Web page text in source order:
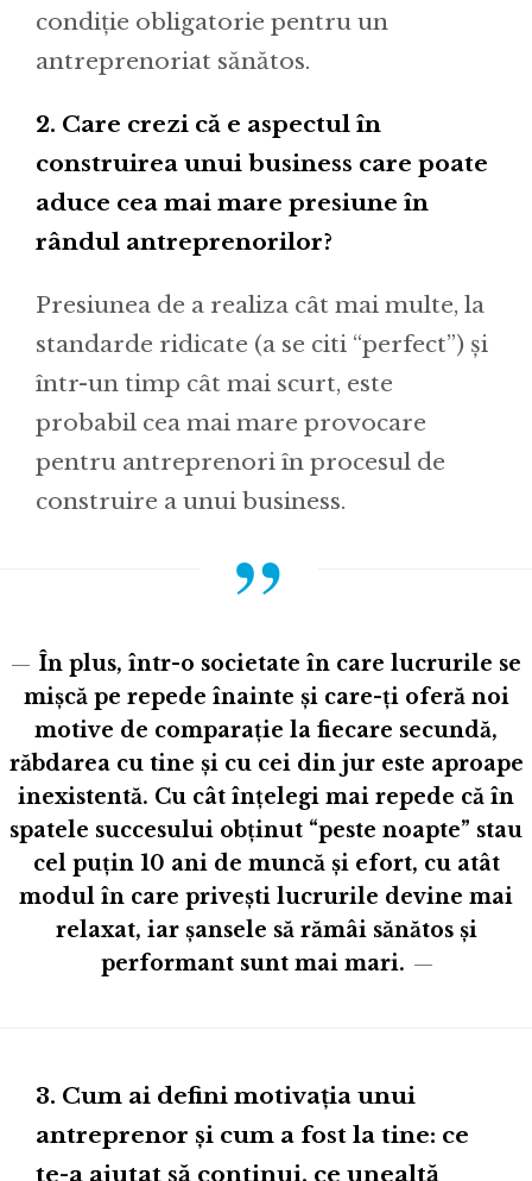
condiție obligatorie pentru un
antreprenoriat sănătos.
2. Care crezi că e aspectul în
construirea unui business care poate
aduce cea mai mare presiune în
rândul antreprenorilor?
Presiunea de a realiza cât mai multe, la
standarde ridicate (a se citi “perfect”) și
într-un timp cât mai scurt, este
probabil cea mai mare provocare
pentru antreprenori în procesul de
construire a unui business.
În plus, într-o societate în care lucrurile se
mișcă pe repede înainte și care-ți oferă noi
motive de comparație la fiecare secundă,
răbdarea cu tine și cu cei din jur este aproape
inexistentă. Cu cât înțelegi mai repede că în
spatele succesului obținut “peste noapte” stau
cel puțin 10 ani de muncă și efort, cu atât
modul în care privești lucrurile devine mai
relaxat, iar șansele să rămâi sănătos și
performant sunt mai mari.
3. Cum ai defini motivația unui
antreprenor și cum a fost la tine: ce
te-a ajutat să continui, ce unealtă